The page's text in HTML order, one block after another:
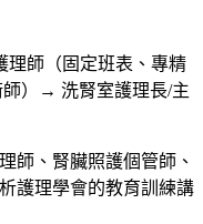
師（固定班表、專精
）→ 洗腎室護理長/主
師、腎臟照護個管師、
護理學會的教育訓練講